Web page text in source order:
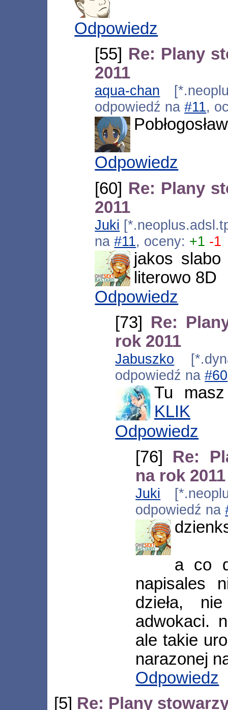
Odpowiedz
[55] Re: Plany
2011
aqua-chan
odpowiedź na#11,
Odpowiedz
[60] Re: Plany
2011
Juki
na#11, oceny: +1 -1
jakos
literowo 8D
Odpowiedz
[73] Re:
rok 2011
Jabuszko
odpowiedź na#60
Tu
KLIK
Odpowiedz
[76] Re:
na rok 2011
Juki
odpowiedź na
a co
napisales
dzieła,
adwokaci.
ale takie
narazonej
Odpowiedz
[5] Re: Plany